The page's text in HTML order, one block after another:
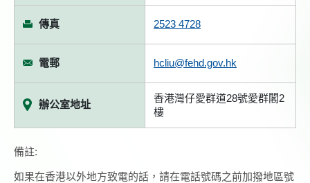
傳真 2523 4728
電郵 hcliu@fehd.gov.hk
辦公室地址
香港灣仔愛群道28號愛群閣2
樓
備註:
如果在香港以外地方致電的話，請在電話號碼之前加撥地區號